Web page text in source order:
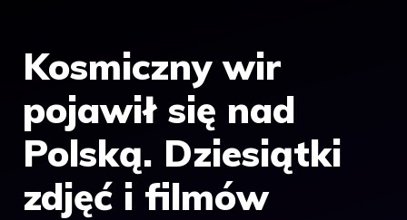
Kosmiczny wir
pojawił się nad
Polską. Dziesiątki
zdjęć i filmów